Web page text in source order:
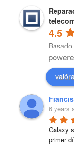
4.5
6 years
Galaxy
primer